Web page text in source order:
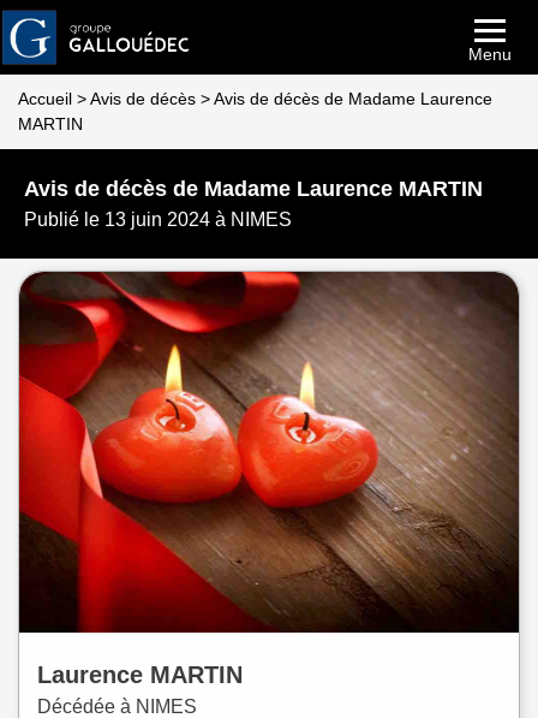
Menu
Accueil >Avis de décès >Avis de décès de Madame Laurence
MARTIN
Avis de décès de Madame Laurence MARTIN
Publié le 13 juin 2024 à NIMES
Laurence MARTIN
Décédée à NIMES